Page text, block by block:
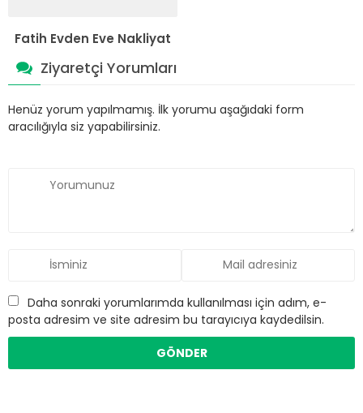
Fatih Evden Eve Nakliyat
Ziyaretçi Yorumları
Henüz yorum yapılmamış. İlk yorumu aşağıdaki form
aracılığıyla siz yapabilirsiniz.
Daha sonraki yorumlarımda kullanılması için adım, e-
posta adresim ve site adresim bu tarayıcıya kaydedilsin.